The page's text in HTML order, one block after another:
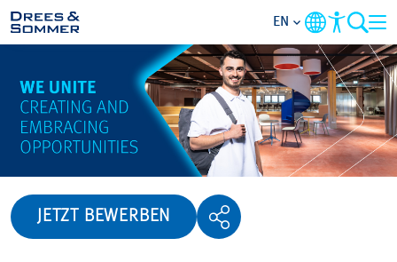
OVERVIEW
ABOUT US
AREAS OF ACTIVITY
EN
JETZT BEWERBEN